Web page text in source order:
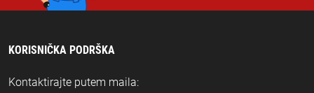
KORISNIČKA PODRŠKA
Kontaktirajte putem maila: